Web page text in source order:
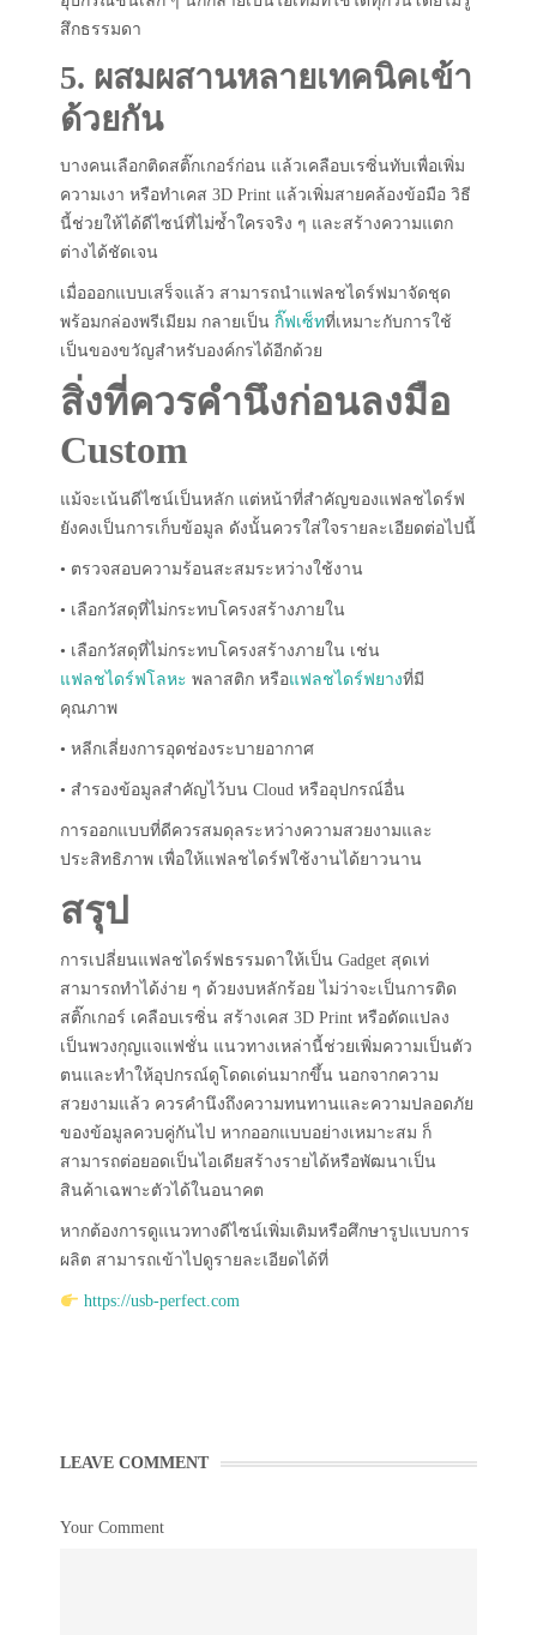
สึกธรรมดา
5. ผสมผสานหลายเทคนิคเข้า
ด้วยกัน
บางคนเลือกติดสติ๊กเกอร์ก่อน แล้วเคลือบเรซิ่นทับเพื่อเพิ่ม
ความเงา หรือทำเคส 3D Print แล้วเพิ่มสายคล้องข้อมือ วิธี
นี้ช่วยให้ได้ดีไซน์ที่ไม่ซ้ำใครจริง ๆ และสร้างความแตก
ต่างได้ชัดเจน
เมื่อออกแบบเสร็จแล้ว สามารถนำแฟลชไดร์ฟมาจัดชุด
พร้อมกล่องพรีเมียม กลายเป็น กิ๊ฟเซ็ทที่เหมาะกับการใช้
เป็นของขวัญสำหรับองค์กรได้อีกด้วย
สิ่งที่ควรคำนึงก่อนลงมือ
Custom
แม้จะเน้นดีไซน์เป็นหลัก แต่หน้าที่สำคัญของแฟลชไดร์ฟ
ยังคงเป็นการเก็บข้อมูล ดังนั้นควรใส่ใจรายละเอียดต่อไปนี้
• ตรวจสอบความร้อนสะสมระหว่างใช้งาน
• เลือกวัสดุที่ไม่กระทบโครงสร้างภายใน
• เลือกวัสดุที่ไม่กระทบโครงสร้างภายใน เช่น
แฟลชไดร์ฟโลหะ พลาสติก หรือแฟลชไดร์ฟยางที่มี
คุณภาพ
• หลีกเลี่ยงการอุดช่องระบายอากาศ
• สำรองข้อมูลสำคัญไว้บน Cloud หรืออุปกรณ์อื่น
การออกแบบที่ดีควรสมดุลระหว่างความสวยงามและ
ประสิทธิภาพ เพื่อให้แฟลชไดร์ฟใช้งานได้ยาวนาน
สรุป
การเปลี่ยนแฟลชไดร์ฟธรรมดาให้เป็น Gadget สุดเท่
สามารถทำได้ง่าย ๆ ด้วยงบหลักร้อย ไม่ว่าจะเป็นการติด
สติ๊กเกอร์ เคลือบเรซิ่น สร้างเคส 3D Print หรือดัดแปลง
เป็นพวงกุญแจแฟชั่น แนวทางเหล่านี้ช่วยเพิ่มความเป็นตัว
ตนและทำให้อุปกรณ์ดูโดดเด่นมากขึ้น นอกจากความ
สวยงามแล้ว ควรคำนึงถึงความทนทานและความปลอดภัย
ของข้อมูลควบคู่กันไป หากออกแบบอย่างเหมาะสม ก็
สามารถต่อยอดเป็นไอเดียสร้างรายได้หรือพัฒนาเป็น
สินค้าเฉพาะตัวได้ในอนาคต
หากต้องการดูแนวทางดีไซน์เพิ่มเติมหรือศึกษารูปแบบการ
ผลิต สามารถเข้าไปดูรายละเอียดได้ที่
https://usb-perfect.com
LEAVE COMMENT
Your Comment